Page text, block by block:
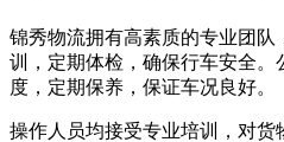
锦秀物流拥有高素质的专业团
训，定期体检，确保行车安全。
度，定期保养，保证车况良好。
操作人员均接受专业培训，对货